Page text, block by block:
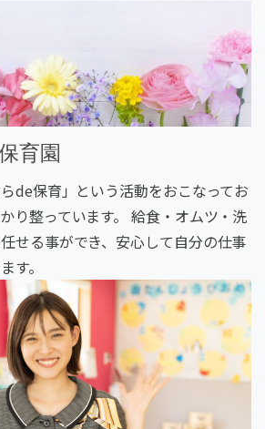
育園
de保育」という活動をおこなってお
り整っています。 給食・オムツ・洗
せる事ができ、安心して自分の仕事
す。